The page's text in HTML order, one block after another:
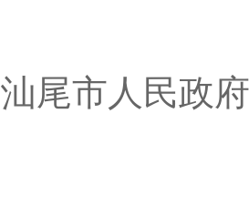
汕尾市人民政